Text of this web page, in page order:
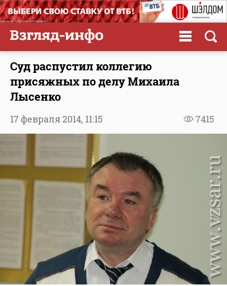
Суд распустил коллегию
присяжных по делу Михаила
Лысенко
7415
17 февраля 2014, 11:15